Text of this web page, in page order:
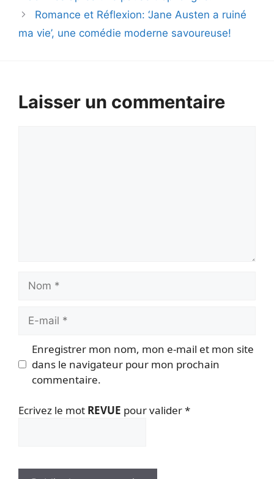
Romance et Réflexion: ‘Jane Austen a ruiné
ma vie’, une comédie moderne savoureuse!
Laisser un commentaire
mail
Enregistrer mon nom, mon e-mail et mon site
dans le navigateur pour mon prochain
commentaire.
Ecrivez le mot REVUE pour valider*